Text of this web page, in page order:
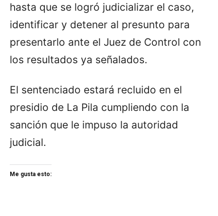
hasta que se logró judicializar el caso,
identificar y detener al presunto para
presentarlo ante el Juez de Control con
los resultados ya señalados.
El sentenciado estará recluido en el
presidio de La Pila cumpliendo con la
sanción que le impuso la autoridad
judicial.
Me gusta esto: